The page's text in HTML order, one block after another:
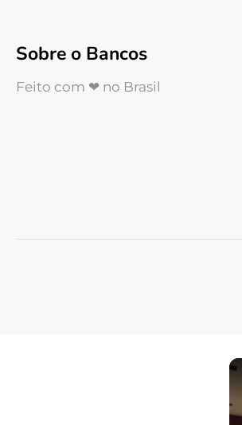
Sobre o Bancos
Feito com ❤ no Brasil